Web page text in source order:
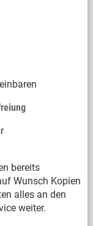
bereits
Wunsch Kopien
alles an den
weiter.